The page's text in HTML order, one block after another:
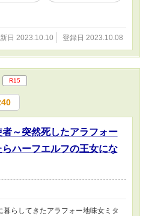
日 2023.10.10 登録日 2023.10.08
R15
者～突然死したアラフォー
ハーフエルフの王女にな
らしてきたアラフォー地味女ミタ